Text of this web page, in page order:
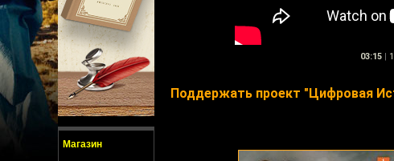
Магазин
03:15 |
Поддержать проект "Цифровая